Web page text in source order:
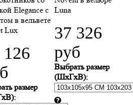
Elegance c
в вельвете
Lux
126
размер
Luna
37 326
руб
Выбрать размер
(ШхГхВ):